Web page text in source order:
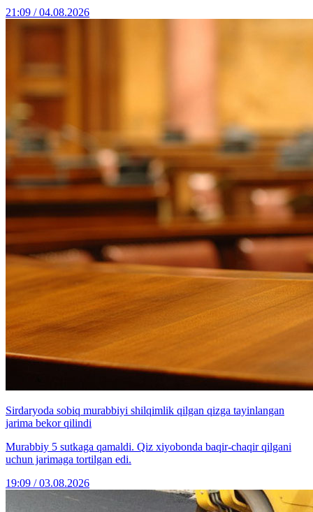
21:09 / 04.08.2026
Sirdaryoda sobiq murabbiyi shilqimlik qilgan qizga tayinlangan
jarima bekor qilindi
Murabbiy 5 sutkaga qamaldi. Qiz xiyobonda baqir-chaqir qilgani
uchun jarimaga tortilgan edi.
19:09 / 03.08.2026